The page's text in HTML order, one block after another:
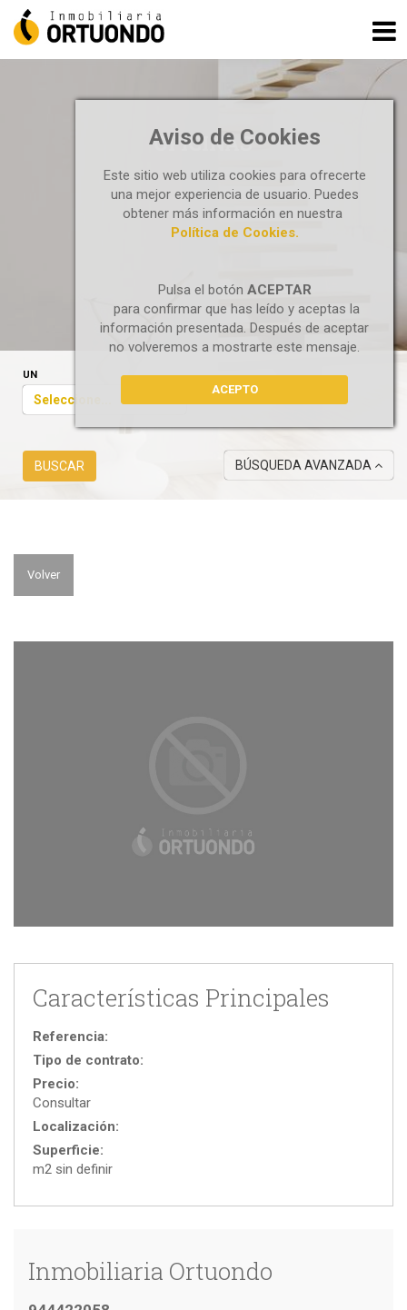
Aviso de Cookies
Este sitio web utiliza cookies para ofrecerte
una mejor experiencia de usuario. Puedes
obtener más información en nuestra
Política de Cookies.
Pulsa el botón ACEPTAR
para confirmar que has leído y aceptas la
información presentada. Después de aceptar
no volveremos a mostrarte este mensaje.
ACEPTO
OFICINAS
UN
Seleccione...
BUSCAR BÚSQUEDA AVANZADA
Volver
Características Principales
Referencia:
Tipo de contrato:
Precio:
Consultar
Localización:
Superficie:
m2 sin definir
Inmobiliaria Ortuondo